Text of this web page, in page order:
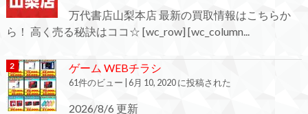
万代書店山梨本店 最新の買取情報はこちらか
ら！ 高く売る秘訣はココ☆ [wc_row] [wc_column...
ゲーム WEBチラシ
61件のビュー 6月 10, 2020 に投稿された
2026/8/6 更新